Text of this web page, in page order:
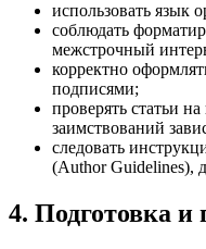
использовать язык
соблюдать
межстрочный
корректно
подписями;
проверять статьи
заимствований
следовать
(Author Guidelines),
4. Подготовка и